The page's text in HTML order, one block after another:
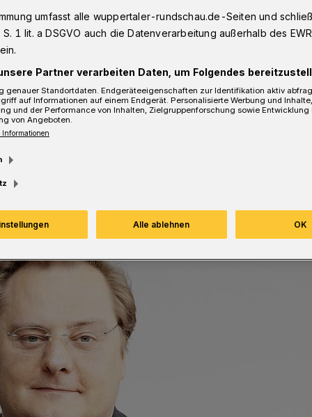
der WSW Energie & Wasser AG hat
2023) als Vorstandsmitglied des
bestätigt.
umfasst alle wuppertaler-rundschau.de-Seiten und
1 lit. a DSGVO auch die Datenverarbeitung außerhalb des
Partner verarbeiten Daten, um Folgendes
genauer Standortdaten. Endgeräteeigenschaften zur Identifikation aktiv
auf Informationen auf einem Endgerät. Personalisierte Werbung und
und der Performance von Inhalten, Zielgruppenforschung sowie Entwicklung
von Angeboten.
Alle ablehnen OK